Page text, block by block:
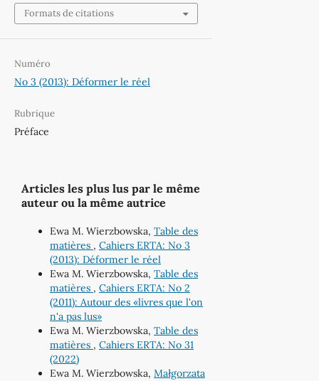
Formats de citations
Numéro
No 3 (2013): Déformer le réel
Rubrique
Préface
Articles les plus lus par le même
auteur ou la même autrice
Ewa M. Wierzbowska, Table des
matières , Cahiers ERTA: No 3
(2013): Déformer le réel
Ewa M. Wierzbowska, Table des
matières , Cahiers ERTA: No 2
(2011): Autour des «livres que l'on
n'a pas lus»
Ewa M. Wierzbowska, Table des
matières , Cahiers ERTA: No 31
(2022)
Ewa M. Wierzbowska, Małgorzata